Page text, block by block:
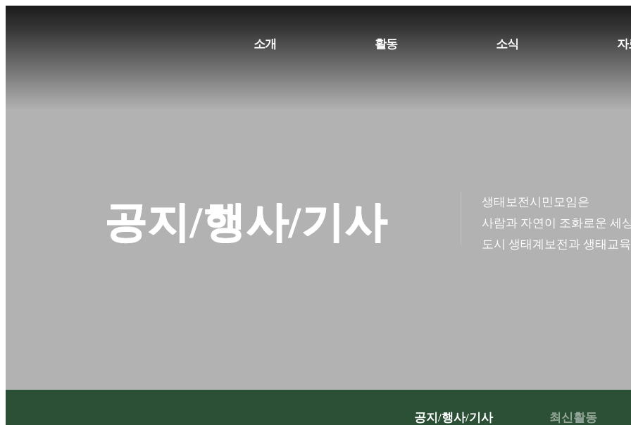
소개 활동 소식 자
공지/행사/기사
생태보전시민모임은
사람과 자연이 조화로운 세
도시 생태계보전과 생태교
공지/행사/기사 최신활동